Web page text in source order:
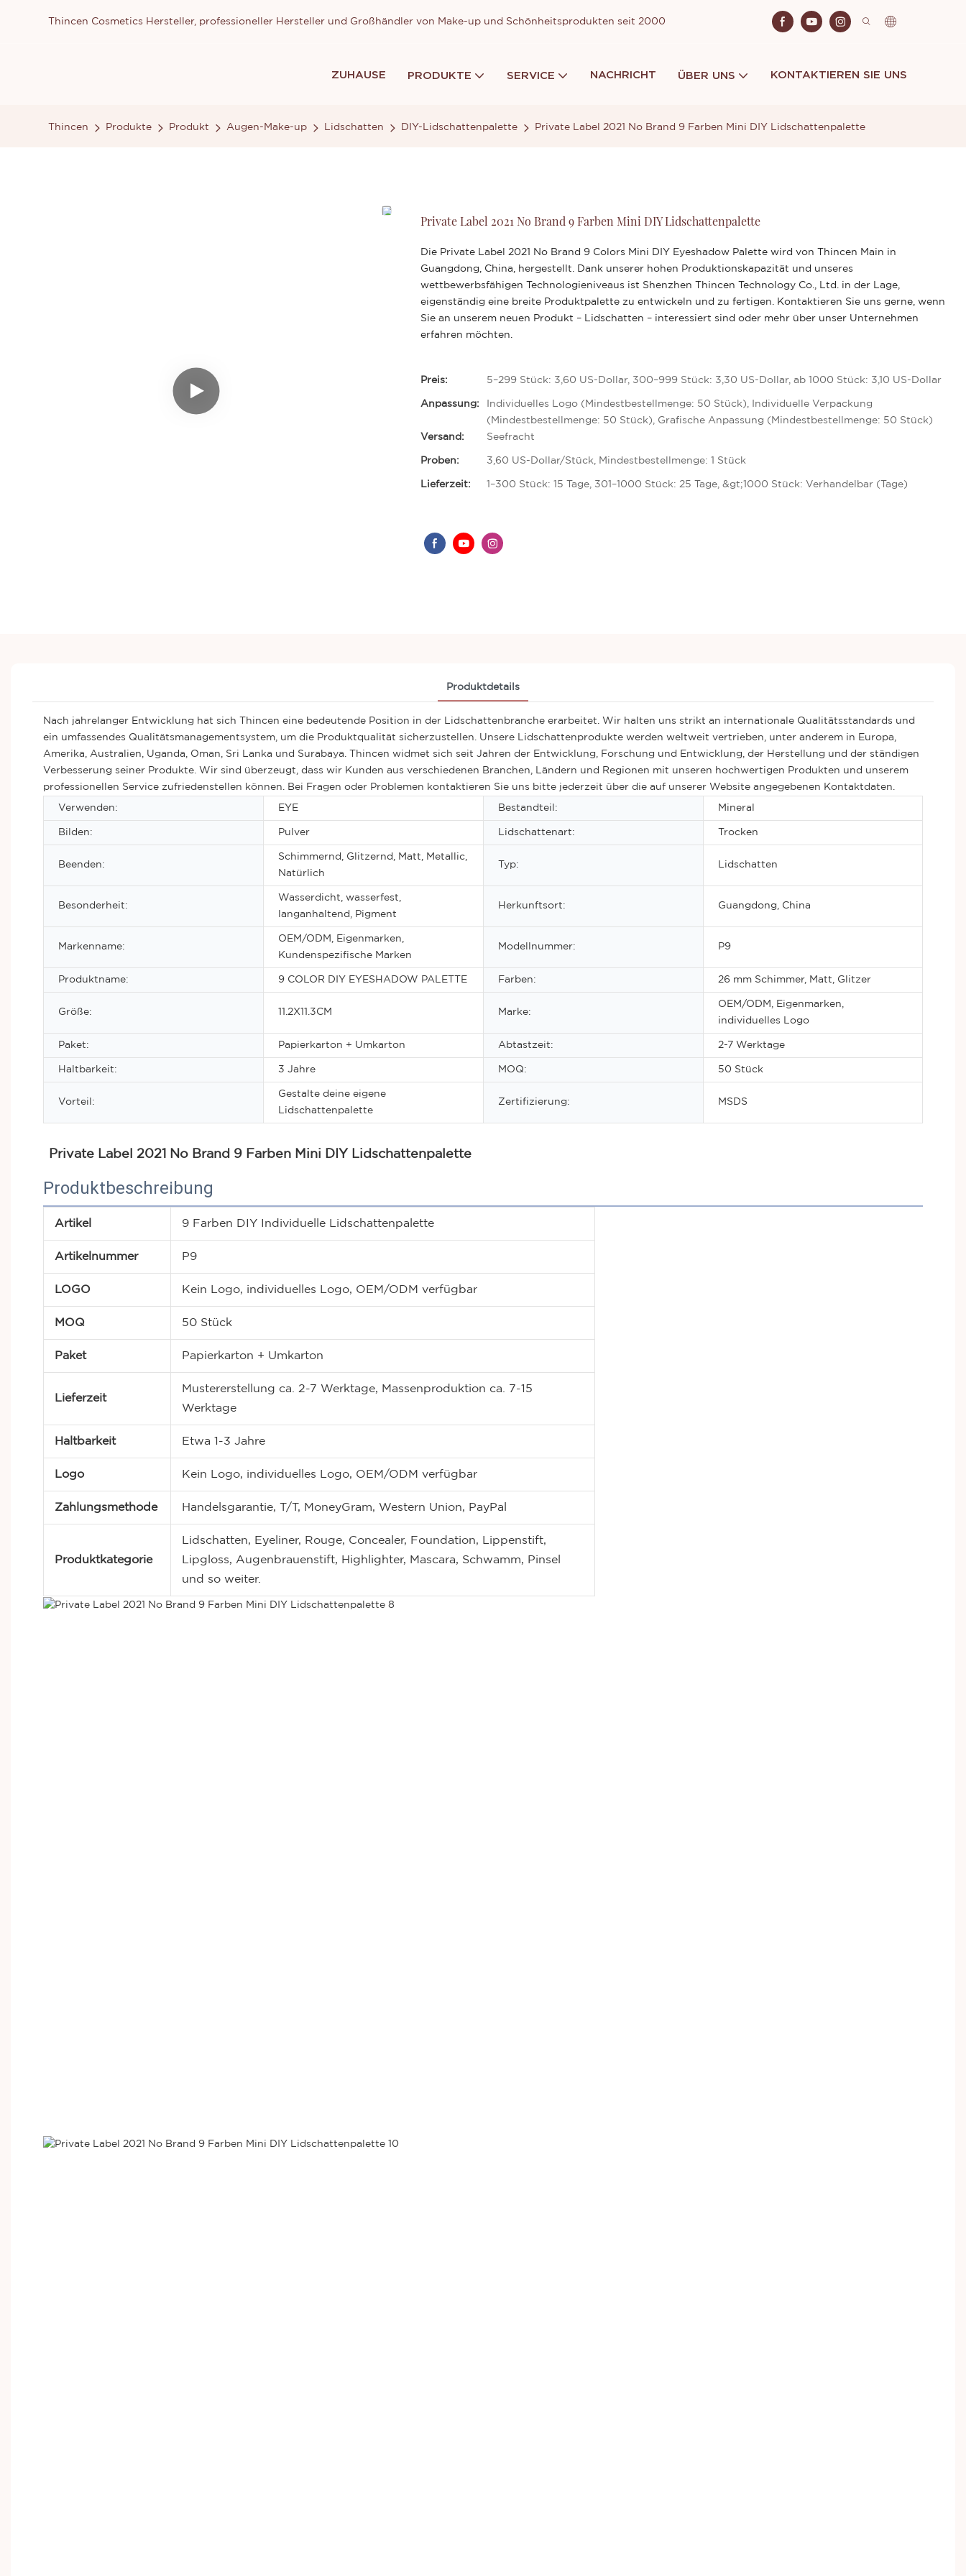
Thincen Cosmetics Hersteller, professioneller Hersteller und Großhändler von Make-up und Schönheitsprodukten seit 2000
ZUHAUSE PRODUKTE SERVICE NACHRICHT ÜBER UNS KONTAKTIEREN SIE UNS
Thincen Produkte Produkt Augen-Make-up Lidschatten DIY-Lidschattenpalette Private Label 2021 No Brand 9 Farben Mini DIY Lidschattenpalette
Private Label 2021 No Brand 9 Farben Mini DIY Lidschattenpalette
Die Private Label 2021 No Brand 9 Colors Mini DIY Eyeshadow Palette wird von Thincen Main in
Guangdong, China, hergestellt. Dank unserer hohen Produktionskapazität und unseres
wettbewerbsfähigen Technologieniveaus ist Shenzhen Thincen Technology Co., Ltd. in der Lage,
eigenständig eine breite Produktpalette zu entwickeln und zu fertigen. Kontaktieren Sie uns gerne, wenn
Sie an unserem neuen Produkt – Lidschatten – interessiert sind oder mehr über unser Unternehmen
erfahren möchten.
Preis: 5–299 Stück: 3,60 US-Dollar, 300–999 Stück: 3,30 US-Dollar, ab 1000 Stück: 3,10 US-Dollar
Anpassung:
Individuelles Logo (Mindestbestellmenge: 50 Stück), Individuelle Verpackung
(Mindestbestellmenge: 50 Stück), Grafische Anpassung (Mindestbestellmenge: 50 Stück)
Versand:
Seefracht
Proben: 3,60 US-Dollar/Stück, Mindestbestellmenge: 1 Stück
Lieferzeit: 1–300 Stück: 15 Tage, 301–1000 Stück: 25 Tage, &gt;1000 Stück: Verhandelbar (Tage)
Produktdetails
Nach jahrelanger Entwicklung hat sich Thincen eine bedeutende Position in der Lidschattenbranche erarbeitet. Wir halten uns strikt an internationale Qualitätsstandards und
ein umfassendes Qualitätsmanagementsystem, um die Produktqualität sicherzustellen. Unsere Lidschattenprodukte werden weltweit vertrieben, unter anderem in Europa,
Amerika, Australien, Uganda, Oman, Sri Lanka und Surabaya. Thincen widmet sich seit Jahren der Entwicklung, Forschung und Entwicklung, der Herstellung und der ständigen
Verbesserung seiner Produkte. Wir sind überzeugt, dass wir Kunden aus verschiedenen Branchen, Ländern und Regionen mit unseren hochwertigen Produkten und unserem
professionellen Service zufriedenstellen können. Bei Fragen oder Problemen kontaktieren Sie uns bitte jederzeit über die auf unserer Website angegebenen Kontaktdaten.
Verwenden: EYE Bestandteil: Mineral
Bilden: Pulver Lidschattenart: Trocken
Beenden:
Schimmernd, Glitzernd, Matt, Metallic,
Natürlich
Typ: Lidschatten
Besonderheit:
Wasserdicht, wasserfest,
langanhaltend, Pigment
Herkunftsort: Guangdong, China
Markenname:
OEM/ODM, Eigenmarken,
Kundenspezifische Marken
Modellnummer: P9
Produktname: 9 COLOR DIY EYESHADOW PALETTE Farben: 26 mm Schimmer, Matt, Glitzer
Größe: 11.2X11.3CM Marke:
OEM/ODM, Eigenmarken,
individuelles Logo
Paket: Papierkarton + Umkarton Abtastzeit: 2-7 Werktage
Haltbarkeit: 3 Jahre MOQ: 50 Stück
Vorteil:
Gestalte deine eigene
Lidschattenpalette
Zertifizierung: MSDS
Private Label 2021 No Brand 9 Farben Mini DIY Lidschattenpalette
Produktbeschreibung
Artikel 9 Farben DIY Individuelle Lidschattenpalette
Artikelnummer P9
LOGO Kein Logo, individuelles Logo, OEM/ODM verfügbar
MOQ 50 Stück
Paket Papierkarton + Umkarton
Lieferzeit
Mustererstellung ca. 2-7 Werktage, Massenproduktion ca. 7-15
Werktage
Haltbarkeit Etwa 1-3 Jahre
Logo Kein Logo, individuelles Logo, OEM/ODM verfügbar
Zahlungsmethode Handelsgarantie, T/T, MoneyGram, Western Union, PayPal
Produktkategorie
Lidschatten, Eyeliner, Rouge, Concealer, Foundation, Lippenstift,
Lipgloss, Augenbrauenstift, Highlighter, Mascara, Schwamm, Pinsel
und so weiter.